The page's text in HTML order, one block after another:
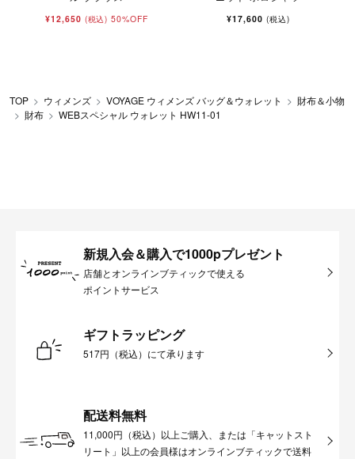
¥12,650 (税込) 50%OFF ¥17,600 (税込)
TOP ウィメンズ VOYAGE ウィメンズ バッグ＆ウォレット
財布＆小物
財布
WEBスペシャル ウォレット HW11-01
新規入会＆購入で1000pプレゼント
店舗とオンラインブティックで使える
ポイントサービス
ギフトラッピング
517円（税込）にて承ります
配送料無料
11,000円（税込）以上ご購入、または「キャットスト
リート」以上の会員様はオンラインブティックで送料